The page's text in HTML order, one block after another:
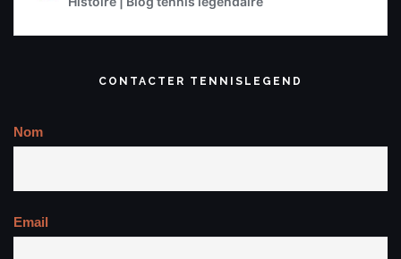
CONTACTER TENNISLEGEND
Nom
Email